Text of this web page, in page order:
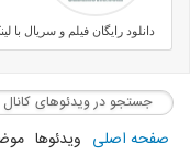
دانلود رایگان فیلم و سریال با
صفحه اصلی ویدئوها